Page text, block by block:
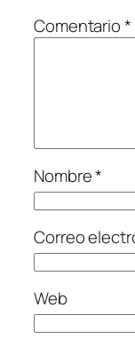
Comentario*
Nombre*
Correo
Web